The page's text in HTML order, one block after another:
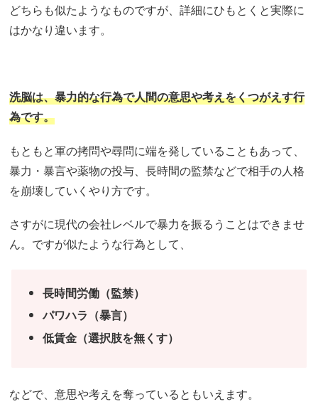
どちらも似たようなものですが、詳細にひもとくと実際に
はかなり違います。
洗脳は、暴力的な行為で人間の意思や考えをくつがえす行
為です。
もともと軍の拷問や尋問に端を発していることもあって、
暴力・暴言や薬物の投与、長時間の監禁などで相手の人格
を崩壊していくやり方です。
さすがに現代の会社レベルで暴力を振るうことはできませ
ん。ですが似たような行為として、
長時間労働（監禁）
パワハラ（暴言）
低賃金（選択肢を無くす）
などで、意思や考えを奪っているともいえます。